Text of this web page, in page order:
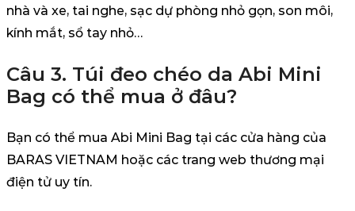
nhà và xe, tai nghe, sạc dự phòng nhỏ gọn, son môi,
kính mắt, sổ tay nhỏ…
Câu 3. Túi đeo chéo da Abi Mini
Bag có thể mua ở đâu?
Bạn có thể mua Abi Mini Bag tại các cửa hàng của
BARAS VIETNAM hoặc các trang web thương mại
điện tử uy tín.